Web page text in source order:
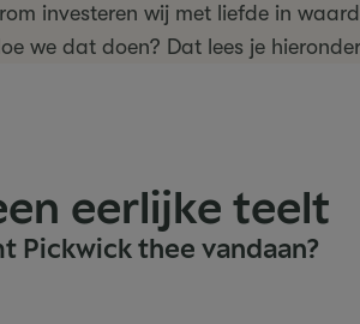
investeren wij met liefde in
we dat doen? Dat lees je
eerlijke teelt
Pickwick thee vandaan?